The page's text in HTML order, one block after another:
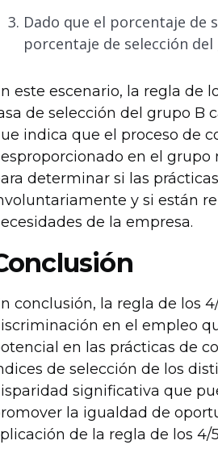
Dado que el porcentaje de
porcentaje de selección
este escenario, la regla de
de selección del grupo B
indica que el proceso de
en el
determinar si las
y si están
de la empresa.
conclusión, la regla de los
en el empleo
en las prácticas de
de selección de los
significativa que
la igualdad de
de la regla de los